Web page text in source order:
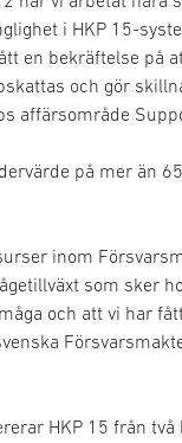
i HKP 15-
en bekräftelse på
och gör
affärsområde
på mer än
inom
som sker
och att vi har
HKP 15 från två